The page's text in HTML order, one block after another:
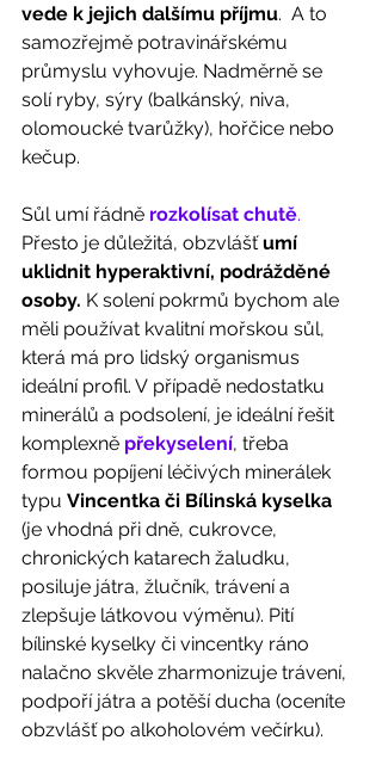
vede k jejich dalšímu příjmu.  A to
samozřejmě potravinářskému
průmyslu vyhovuje. Nadměrně se
solí ryby, sýry (balkánský, niva,
olomoucké tvarůžky), hořčice nebo
kečup.
Sůl umí řádně rozkolísat chutě.
Přesto je důležitá, obzvlášť umí
uklidnit hyperaktivní, podrážděné
osoby. K solení pokrmů bychom ale
měli používat kvalitní mořskou sůl,
která má pro lidský organismus
ideální profil. V případě nedostatku
minerálů a podsolení, je ideální řešit
komplexně překyselení, třeba
formou popíjení léčivých minerálek
typu Vincentka či Bílinská kyselka
(je vhodná při dně, cukrovce,
chronických katarech žaludku,
posiluje játra, žlučník, trávení a
zlepšuje látkovou výměnu). Pití
bílinské kyselky či vincentky ráno
nalačno skvěle zharmonizuje trávení,
podpoří játra a potěší ducha (oceníte
obzvlášť po alkoholovém večírku).